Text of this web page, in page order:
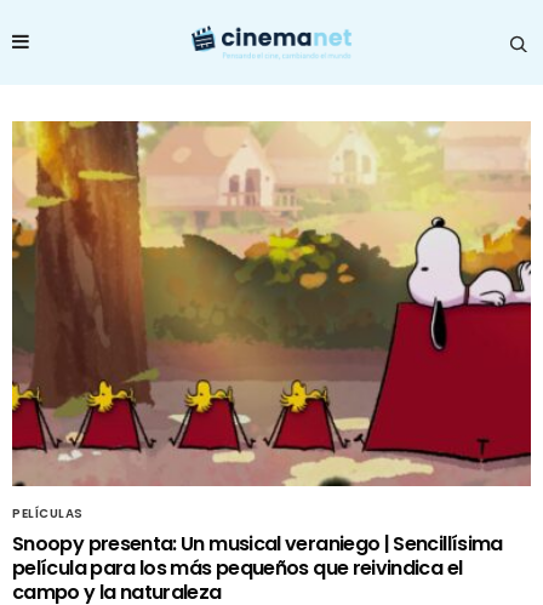
PELÍCULAS
Snoopy presenta: Un musical veraniego | Sencillísima
película para los más pequeños que reivindica el
campo y la naturaleza